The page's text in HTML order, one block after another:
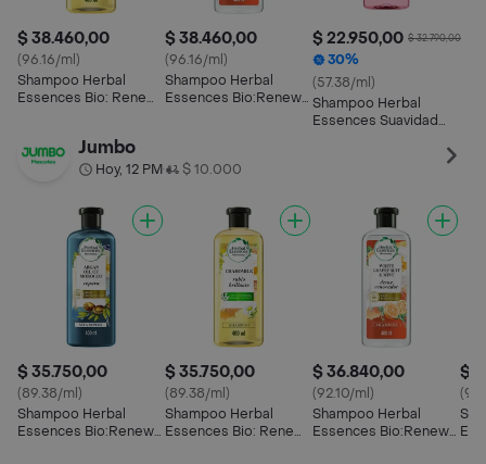
$ 38.460,00
(96.16/ml)
Shampoo Herbal
Essences Bio: Renew
$ 38.460,00
(96.16/ml)
Shampoo Herbal
Essences Bio:Renew
$ 22.950,00 $ 32.790,00
30%
(57.38/ml)
Shampoo Herbal
Essences Suavidad
Jumbo
Hoy, 12 PM• $ 10.000
$ 35.750,00
(89.38/ml)
Shampoo Herbal
Essences Bio:Renew
$ 35.750,00
(89.38/ml)
Shampoo Herbal
Essences Bio: Renew
$ 36.840,00
(92.10/ml)
Shampoo Herbal
Essences Bio:Renew
$